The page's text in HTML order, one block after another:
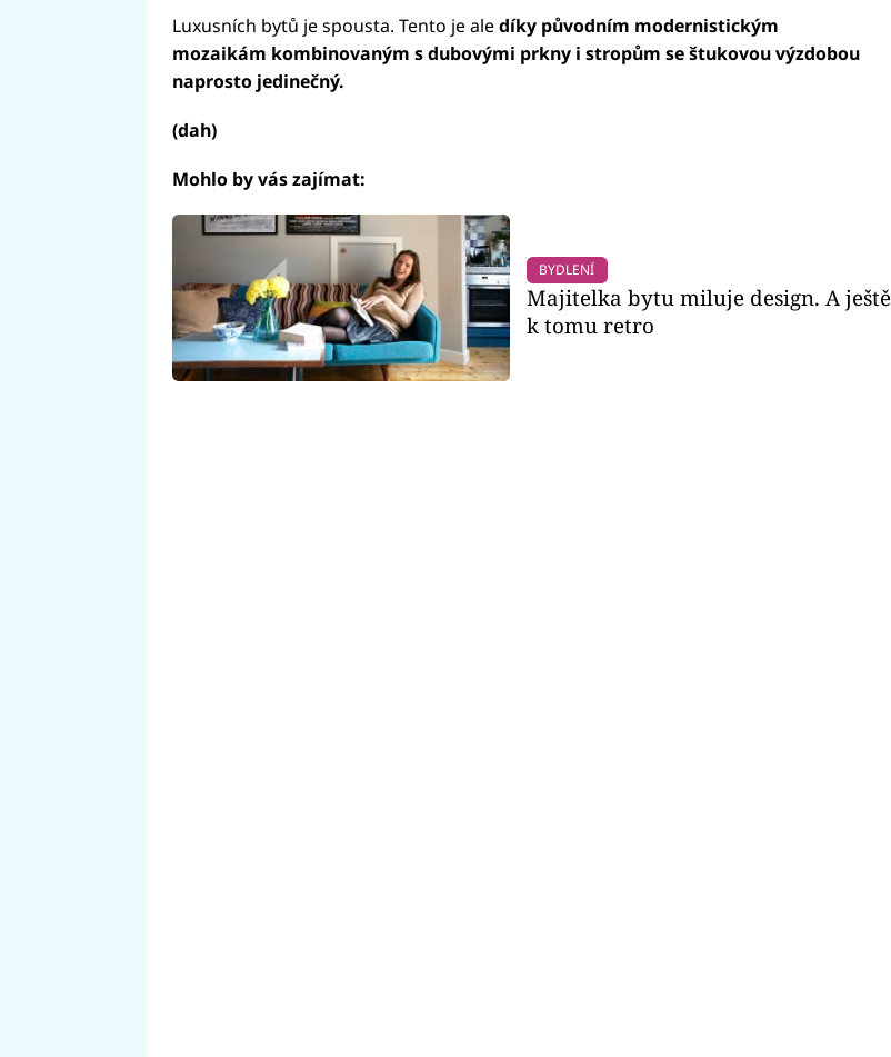
Luxusních bytů je spousta. Tento je aledíky původním modernistickým
mozaikám kombinovaným s dubovými prkny i stropům se štukovou výzdobou
naprosto jedinečný.
(dah)
Mohlo by vás zajímat:
BYDLENÍ
Majitelka bytu miluje design. A ještě
k tomu retro